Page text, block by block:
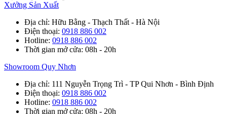
Xưởng Sản Xuất
Địa chỉ: Hữu Bằng - Thạch Thất - Hà Nội
Điện thoại: 0918 886 002
Hotline: 0918 886 002
Thời gian mở cửa: 08h - 20h
Showroom Quy Nhơn
Địa chỉ: 111 Nguyễn Trọng Trì - TP Qui Nhơn - Bình Định
Điện thoại: 0918 886 002
Hotline: 0918 886 002
Thời gian mở cửa: 08h - 20h